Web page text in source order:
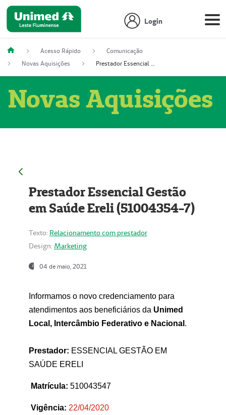
Login
Acesso Rápido
Comunicação
Novas Aquisições
Prestador Essencial Gestão em Saúde Ereli (51004354-7)
Novas Aquisições
Prestador Essencial Gestão
em Saúde Ereli (51004354-7)
Texto: Relacionamento com prestador
Design: Marketing
04 de maio, 2021
Informamos o novo credenciamento para
atendimentos aos beneficiários da Unimed
Local, Intercâmbio Federativo e Nacional .
Prestador: ESSENCIAL GESTÃO EM
SAÚDE ERELI
Matrícula: 510043547
Vigência: 22/04/2020